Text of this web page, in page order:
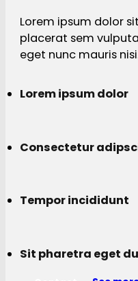
Lorem ipsum dolor
placerat sem
eget nunc mauris
Lorem ipsum dolor
Consectetur
Tempor incididunt
Sit pharetra eget